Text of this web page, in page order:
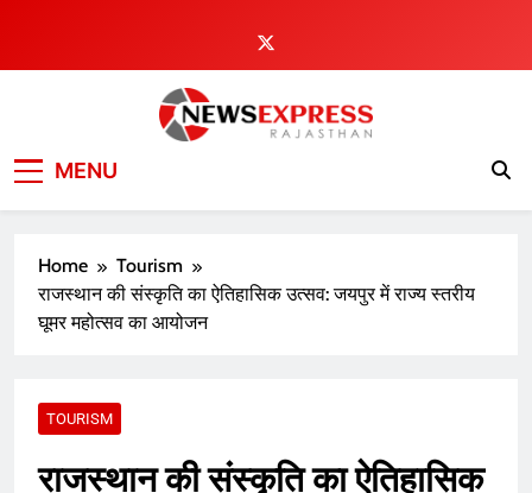
content
MENU
Home
Tourism
राजस्थान की संस्कृति का ऐतिहासिक उत्सव: जयपुर में राज्य स्तरीय
घूमर महोत्सव का आयोजन
TOURISM
राजस्थान की संस्कृति का ऐतिहासिक